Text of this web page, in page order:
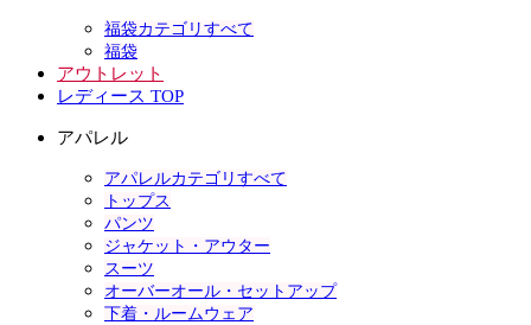
福袋カテゴリすべて
福袋
アウトレット
レディース TOP
アパレル
アパレルカテゴリすべて
トップス
パンツ
ジャケット・アウター
スーツ
オーバーオール・セットアップ
下着・ルームウェア